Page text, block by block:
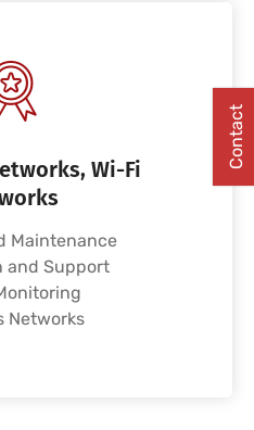
Wi-Fi
Maintenance
and Support
Networks
Contact